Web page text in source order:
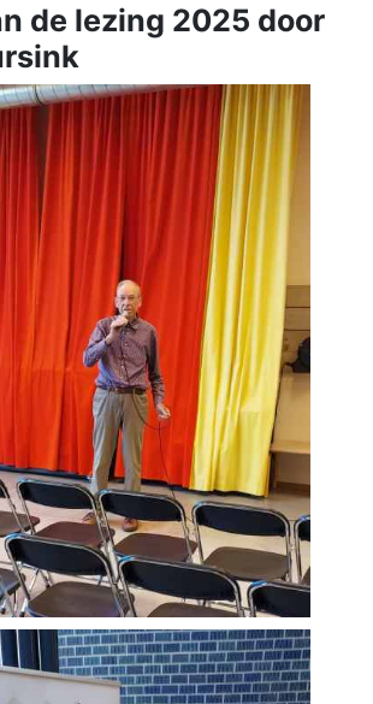
de lezing 2025 door